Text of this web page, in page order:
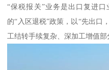
“保税报关”业务是出口复进
的“入区退税”政策，以“先出口
工结转手续复杂、深加工增值部